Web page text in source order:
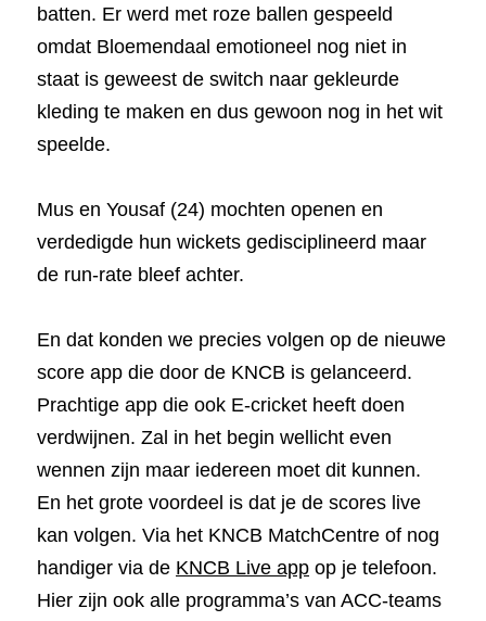
batten. Er werd met roze ballen gespeeld
omdat Bloemendaal emotioneel nog niet in
staat is geweest de switch naar gekleurde
kleding te maken en dus gewoon nog in het wit
speelde.
Mus en Yousaf (24) mochten openen en
verdedigde hun wickets gedisciplineerd maar
de run-rate bleef achter.
En dat konden we precies volgen op de nieuwe
score app die door de KNCB is gelanceerd.
Prachtige app die ook E-cricket heeft doen
verdwijnen. Zal in het begin wellicht even
wennen zijn maar iedereen moet dit kunnen.
En het grote voordeel is dat je de scores live
kan volgen. Via het KNCB MatchCentre of nog
handiger via de KNCB Live app op je telefoon.
Hier zijn ook alle programma’s van ACC-teams